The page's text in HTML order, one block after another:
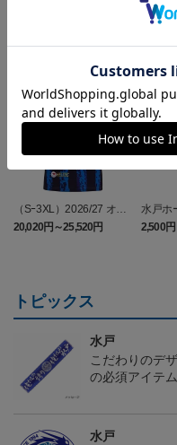
（Sｰ3XL）2026/27 オー
センティックユニフォー
ム FP 1st
20,020円～25,520円
水戸ホ
ーマン
2,500円
トピックス
水戸
こだわりのデ
の必須アイテム
水戸